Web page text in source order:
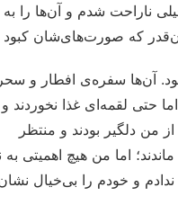
ناراحت شدم و آن‌ها را
آن‌قدر که صورت‌های‌شان
آن‌ها سفره‌ی افطار و
اما حتی لقمه‌ای غذا نخوردند
من دلگیر بودند و منتظر
اما من هیچ اهمیتی به
و خودم را بی‌خیال